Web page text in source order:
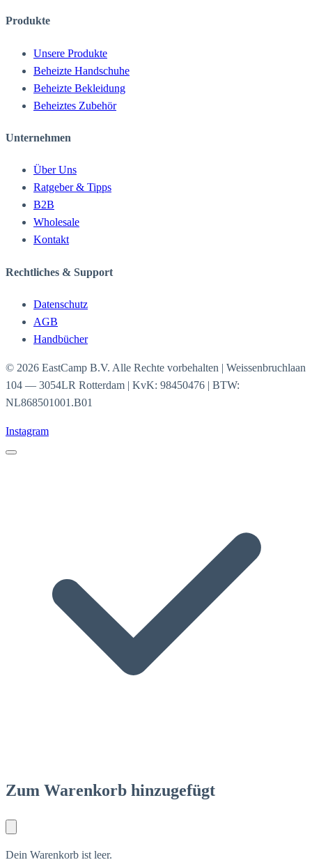
Produkte
Unsere Produkte
Beheizte Handschuhe
Beheizte Bekleidung
Beheiztes Zubehör
Unternehmen
Über Uns
Ratgeber & Tipps
B2B
Wholesale
Kontakt
Rechtliches & Support
Datenschutz
AGB
Handbücher
© 2026 EastCamp B.V. Alle Rechte vorbehalten | Weissenbruchlaan
104 — 3054LR Rotterdam | KvK: 98450476 | BTW:
NL868501001.B01
Instagram
Zum Warenkorb hinzugefügt
Dein Warenkorb ist leer.